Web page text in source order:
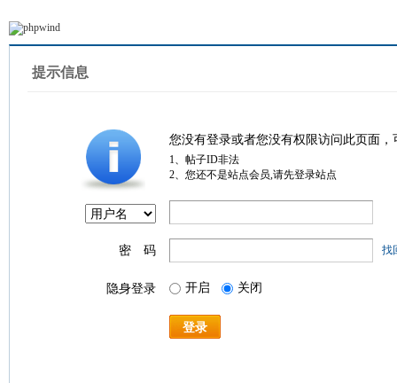
提示信息
您没有登录或者您没有权限访问此页面
1、帖子ID非法
2、您还不是站点会员,请先登录站点
密 码 找
隐身登录 开启 关闭
登录